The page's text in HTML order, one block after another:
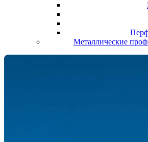
Металлические